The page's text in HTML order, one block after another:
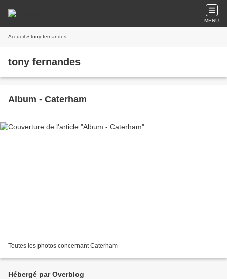
MENU
Accueil » tony fernandes
tony fernandes
Album - Caterham
Toutes les photos concernant Caterham
Hébergé par Overblog